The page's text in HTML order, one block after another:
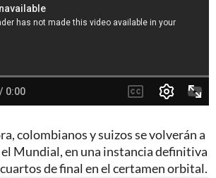
colombianos y suizos se volverán a
el Mundial, en una instancia definitiva
de final en el certamen orbital.